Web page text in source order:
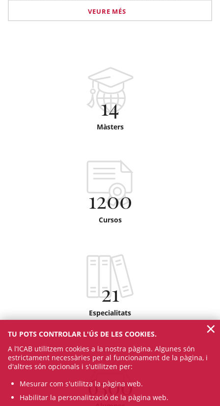
VEURE MÉS
14
Màsters
1200
Cursos
21
Especialitats
6500
TU POTS CONTROLAR L'ÚS DE LES COOKIES.
A l’ICAB utilitzem cookies a la nostra pàgina. Algunes són
estrictament necessàries per al funcionament de la pàgina, i
d'altres són opcionals i s'utilitzen per:
Mesurar com s'utilitza la pàgina web.
Habilitar la personalització de la pàgina web.
×